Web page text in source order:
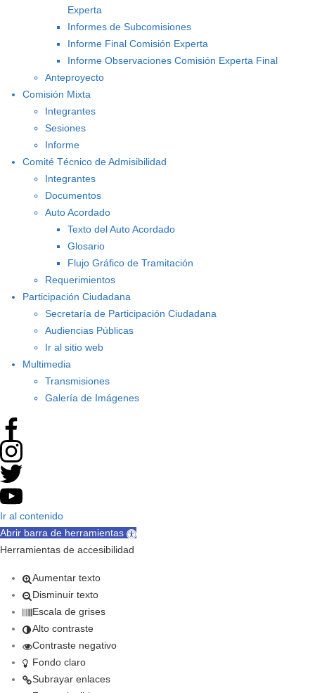
Experta
Informes de Subcomisiones
Informe Final Comisión Experta
Informe Observaciones Comisión Experta Final
Anteproyecto
Comisión Mixta
Integrantes
Sesiones
Informe
Comité Técnico de Admisibilidad
Integrantes
Documentos
Auto Acordado
Texto del Auto Acordado
Glosario
Flujo Gráfico de Tramitación
Requerimientos
Participación Ciudadana
Secretaría de Participación Ciudadana
Audiencias Públicas
Ir al sitio web
Multimedia
Transmisiones
Galería de Imágenes
Ir al contenido
Abrir barra de herramientas
Herramientas de accesibilidad
Aumentar texto
Disminuir texto
Escala de grises
Alto contraste
Contraste negativo
Fondo claro
Subrayar enlaces